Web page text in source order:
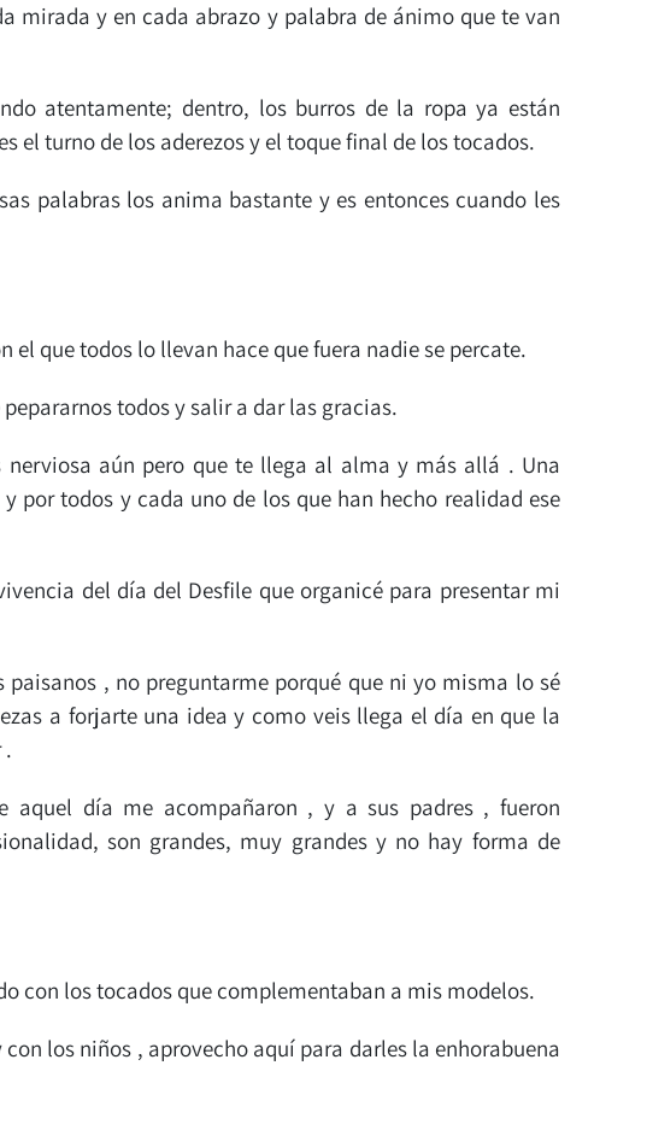
mirada y en cada abrazo y palabra de ánimo que te van
atentamente; dentro, los burros de la ropa ya están
el turno de los aderezos y el toque final de los tocados.
palabras los anima bastante y es entonces cuando les
que todos lo llevan hace que fuera nadie se percate.
todos y salir a dar las gracias.
aún pero que te llega al alma y más allá . Una
por todos y cada uno de los que han hecho realidad ese
del día del Desfile que organicé para presentar mi
, no preguntarme porqué que ni yo misma lo sé
a forjarte una idea y como veis llega el día en que la
.
día me acompañaron , y a sus padres , fueron
son grandes, muy grandes y no hay forma de
con los tocados que complementaban a mis modelos.
los niños , aprovecho aquí para darles la enhorabuena